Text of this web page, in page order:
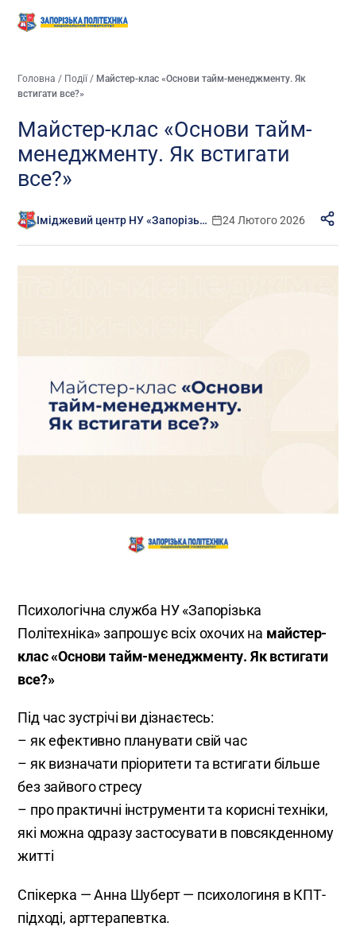
Головна / Події/ Майстер-клас «Основи тайм-менеджменту. Як
встигати все?»
Майстер-клас «Основи тайм-
менеджменту. Як встигати
все?»
Іміджевий центр НУ «Запорізька політехніка» 24 Лютого 2026
Психологічна служба НУ «Запорізька
Політехніка» запрошує всіх охочих на майстер-
клас «Основи тайм-менеджменту. Як встигати
все?»
Під час зустрічі ви дізнаєтесь:
– як ефективно планувати свій час
– як визначати пріоритети та встигати більше
без зайвого стресу
– про практичні інструменти та корисні техніки,
які можна одразу застосувати в повсякденному
житті
Спікерка — Анна Шуберт — психологиня в КПТ-
підході, арттерапевтка.